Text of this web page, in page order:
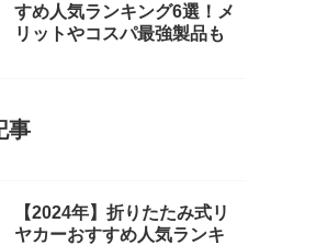
すめ人気ランキング6選！メ
リットやコスパ最強製品も
事
【2024年】折りたたみ式リ
ヤカーおすすめ人気ランキ